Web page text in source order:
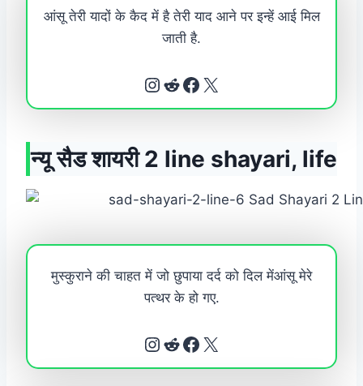
आंसू तेरी यादों के कैद में है तेरी याद आने पर इन्हें आई मिल
जाती है.
Instagram Reddit Facebook X
न्यू सैड शायरी 2 line shayari, life
मुस्कुराने की चाहत में जो छुपाया दर्द को दिल मेंआंसू मेरे
पत्थर के हो गए.
Instagram Reddit Facebook X